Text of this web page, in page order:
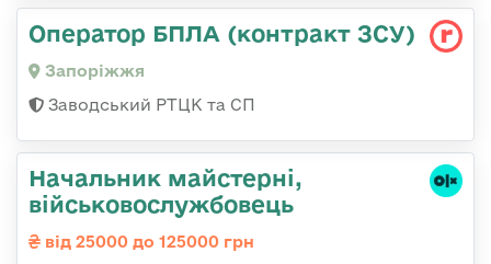
Оператор БПЛА (контракт ЗСУ)
Запоріжжя
Заводський РТЦК та СП
Начальник майстерні,
військовослужбовець
від 25000 до 125000 грн